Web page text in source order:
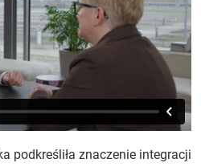
podkreśliła znaczenie integracji